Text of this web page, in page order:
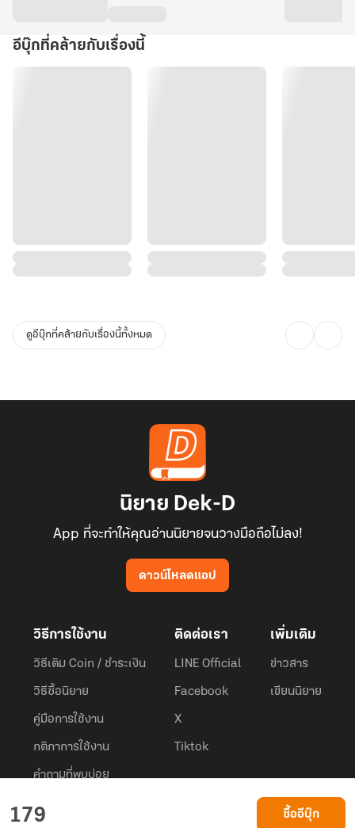
179 ซื้ออีบุ๊ก
อีบุ๊กที่คล้ายกับเรื่องนี้
ดูอีบุ๊กที่คล้ายกับเรื่องนี้ทั้งหมด
นิยาย Dek-D
App ที่จะทำให้คุณอ่านนิยายจนวางมือถือไม่ลง!
ดาวน์โหลดแอป
วิธีการใช้งาน
วิธีเติม Coin / ชำระเงิน
วิธีซื้อนิยาย
คู่มือการใช้งาน
กติกาการใช้งาน
คำถามที่พบบ่อย
ติดต่อเรา
LINE Official
Facebook
X
Tiktok
เพิ่มเติม
ข่าวสาร
เขียนนิยาย
© 2026 Privacy Policy
Dek-D.com ใช้คุกกี้เพื่อพัฒนาประสบการณ์ของ ผู้ใช้ให้ดียิ่งขึ้น
ยอมรับ